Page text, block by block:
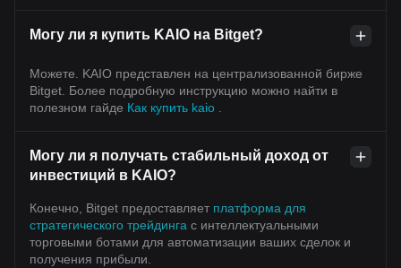
Могу ли я купить KAIO на Bitget?
Можете. KAIO представлен на централизованной бирже
Bitget. Более подробную инструкцию можно найти в
полезном гайде Как купить kaio
Могу ли я получать стабильный доход от
инвестиций в KAIO?
Конечно, Bitget предоставляет платформа для
стратегического трейдинга с интеллектуальными
торговыми ботами для автоматизации ваших сделок и
получения прибыли.